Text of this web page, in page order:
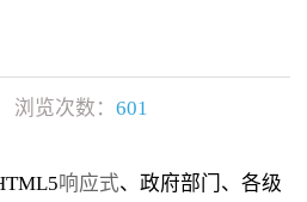
浏览次数： 601
响应式、政府部门、各级